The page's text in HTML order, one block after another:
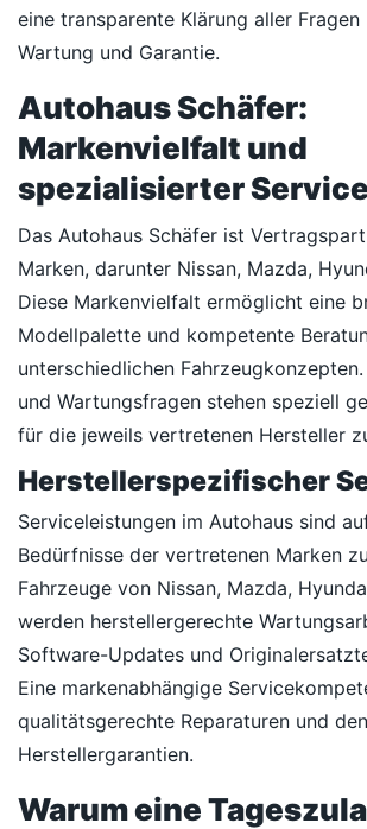
eine transparente Klärung aller Fragen
Wartung und Garantie.
Autohaus Schäfer:
Markenvielfalt und
spezialisierter Service
Das Autohaus Schäfer ist
Marken, darunter Nissan, Mazda,
Diese Markenvielfalt ermöglicht eine
Modellpalette und kompetente
unterschiedlichen
und Wartungsfragen stehen speziell
für die jeweils vertretenen Hersteller
Herstellerspezifischer
Serviceleistungen im Autohaus sind
Bedürfnisse der vertretenen Marken
Fahrzeuge von Nissan, Mazda,
werden herstellergerechte
Software-Updates und
Eine markenabhängige
qualitätsgerechte Reparaturen und
Herstellergarantien.
Warum eine